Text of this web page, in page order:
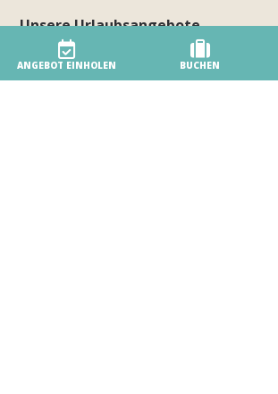
ANGEBOT EINHOLEN BUCHEN
Unsere Urlaubsangebote
Unterkunft
3 Schwimmbäder, jede Menge Spaß